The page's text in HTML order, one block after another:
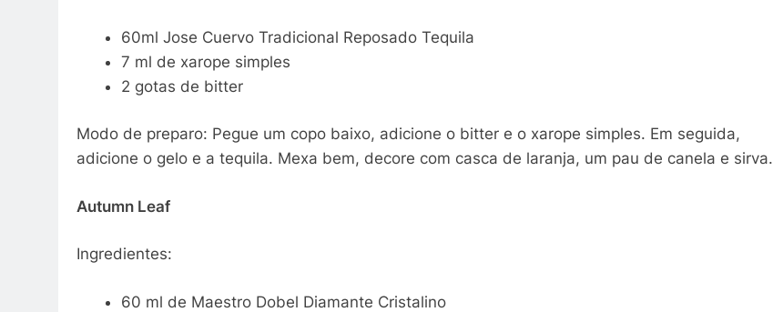
60ml Jose Cuervo Tradicional Reposado Tequila
7 ml de xarope simples
2 gotas de bitter
Modo de preparo: Pegue um copo baixo, adicione o bitter e o xarope simples. Em seguida,
adicione o gelo e a tequila. Mexa bem, decore com casca de laranja, um pau de canela e sirva.
Autumn Leaf
Ingredientes:
60 ml de Maestro Dobel Diamante Cristalino